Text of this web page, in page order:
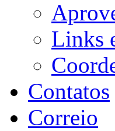
Links
Contatos
Correio